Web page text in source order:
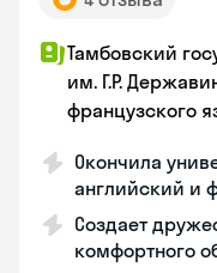
Тамбовский
им. Г.Р.
французского
Окончила
английский и
Создает
комфортного